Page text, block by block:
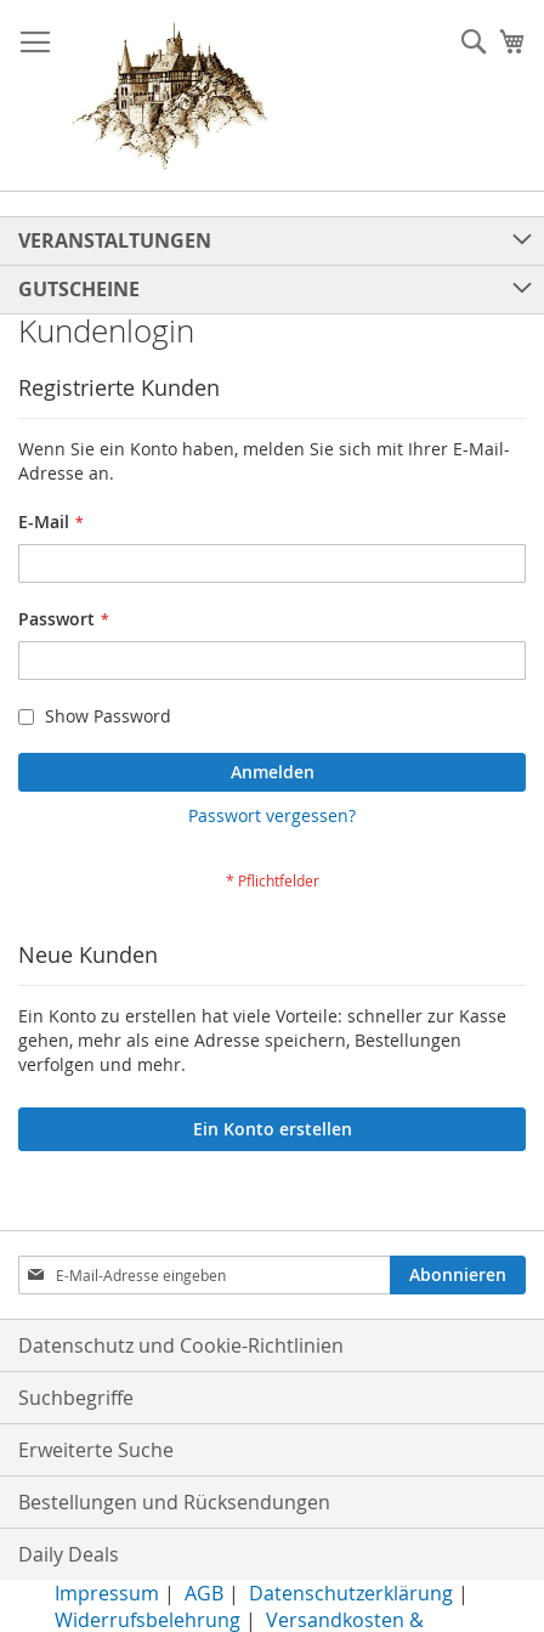
zum
Inhalt
VERANSTALTUNGEN
GUTSCHEINE
Kundenlogin
Registrierte Kunden
Wenn Sie ein Konto haben, melden Sie sich mit Ihrer E-Mail-
Adresse an.
E-Mail
Passwort
Show Password
Anmelden
Passwort vergessen?
Neue Kunden
Ein Konto zu erstellen hat viele Vorteile: schneller zur Kasse
gehen, mehr als eine Adresse speichern, Bestellungen
verfolgen und mehr.
Ein Konto erstellen
Anmeldung
zum
Newsletter:
Abonnieren
Datenschutz und Cookie-Richtlinien
Suchbegriffe
Erweiterte Suche
Bestellungen und Rücksendungen
Daily Deals
Impressum | AGB| Datenschutzerklärung|
Widerrufsbelehrung| Versandkosten &